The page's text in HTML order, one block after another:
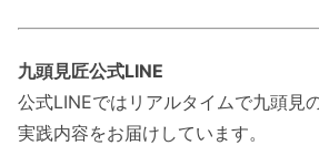
九頭見匠公式LINE
公式LINEではリアルタイムで九頭見
実践内容をお届けしています。